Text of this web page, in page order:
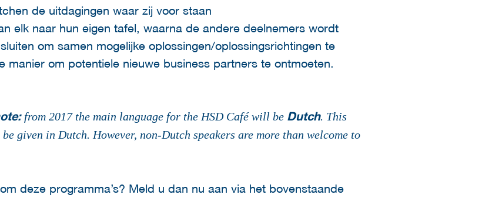
de uitdagingen waar zij voor staan
elk naar hun eigen tafel, waarna de andere deelnemers wordt
om samen mogelijke oplossingen/oplossingsrichtingen te
manier om potentiele nieuwe business partners te ontmoeten.
from 2017 the main language for the HSD Café will be Dutch. This
given in Dutch. However, non-Dutch speakers are more than welcome to
deze programma’s? Meld u dan nu aan via het bovenstaande